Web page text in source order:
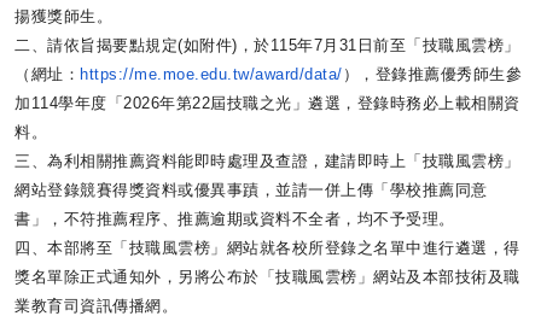
揚獲獎師生。
二、請依旨揭要點規定(如附件)，於115年7月31日前至「技職風雲榜」
（網址： https://me.moe.edu. tw/award/data/ ）， 登錄推薦優秀師生參
加114學年度「2026年第22屆技職之光」遴選，登錄時務必上載相關資
料。
三、為利相關推薦資料能即時處理及查證，建請即時上「技職風雲榜」
網站登錄競賽得獎資料或優異事蹟，並請一併上傳「學校推薦同意
書」，不符推薦程序、推薦逾期或資料不全者， 均不予受理。
四、本部將至「技職風雲榜」網站就各校所登錄之名單中進行遴選， 得
獎名單除正式通知外，另將公布於「技職風雲榜」 網站及本部技術及職
業教育司資訊傳播網。